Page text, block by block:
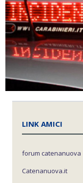
LINK AMICI
forum catenanuova
Catenanuova.it